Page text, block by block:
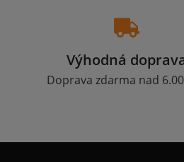
Výhodná
Doprava zdarma nad